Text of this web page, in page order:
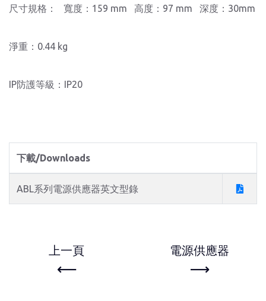
尺寸規格： 寬度：159 mm 高度：97 mm 深度：30mm
淨重：0.44 kg
IP防護等級：IP20
下載/Downloads
ABL系列電源供應器英文型錄
上一頁 電源供應器